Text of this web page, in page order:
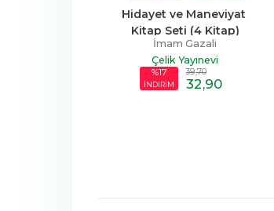
Hidayet ve Maneviyat
Kitap Seti (4 Kitap)
İmam Gazali
Çelik Yayınevi
,70
,90